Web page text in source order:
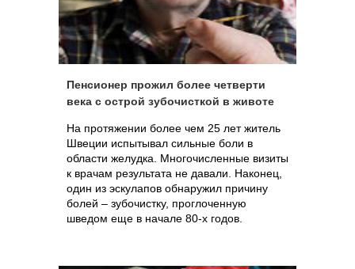
Пенсионер прожил более четверти
века с острой зубочисткой в животе
На протяжении более чем 25 лет житель
Швеции испытывал сильные боли в
области желудка. Многочисленные визиты
к врачам результата не давали. Наконец,
один из эскулапов обнаружил причину
болей – зубочистку, проглоченную
шведом еще в начале 80-х годов.